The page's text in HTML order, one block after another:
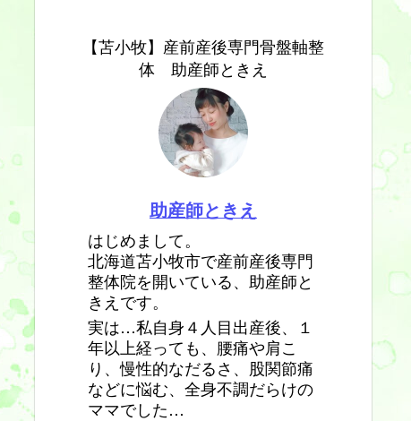
【苫小牧】産前産後専門骨盤軸整
体 助産師ときえ
助産師ときえ
はじめまして。
北海道苫小牧市で産前産後専門
整体院を開いている、助産師と
きえです。
実は…私自身４人目出産後、１
年以上経っても、腰痛や肩こ
り、慢性的なだるさ、股関節痛
などに悩む、全身不調だらけの
ママでした…